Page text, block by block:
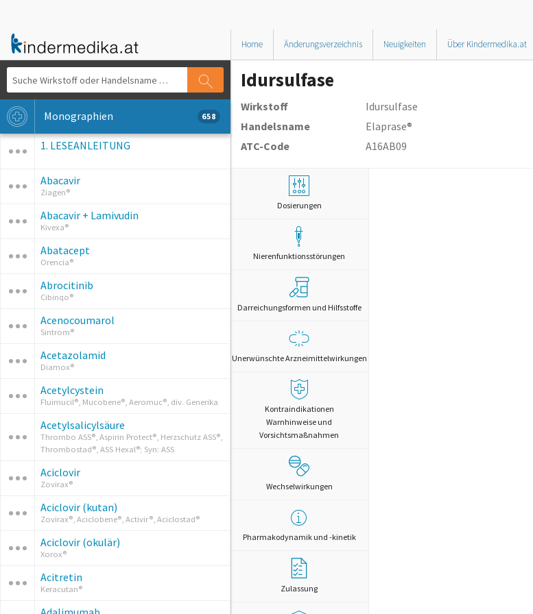
Home Änderungsverzeichnis Neuigkeiten Über Kindermedika.at
Monographien 658
1. LESEANLEITUNG
Abacavir
Ziagen®
Abacavir + Lamivudin
Kivexa®
Abatacept
Orencia®
Abrocitinib
Cibinqo®
Acenocoumarol
Sintrom®
Acetazolamid
Diamox®
Acetylcystein
Fluimucil®, Mucobene®, Aeromuc®, div. Generika
Acetylsalicylsäure
Thrombo ASS®, Aspirin Protect®, Herzschutz ASS®,
Thrombostad®, ASS Hexal®; Syn: ASS
Aciclovir
Zovirax®
Aciclovir (kutan)
Zovirax®, Aciclobene®, Activir®, Aciclostad®
Aciclovir (okulär)
Xorox®
Acitretin
Keracutan®
Idursulfase
Wirkstoff
Idursulfase
Handelsname
Elaprase®
ATC-Code
A16AB09
Dosierungen
Nierenfunktionsstörungen
Darreichungsformen und Hilfsstoffe
Unerwünschte Arzneimittelwirkungen
Kontraindikationen
Warnhinweise und
Vorsichtsmaßnahmen
Wechselwirkungen
Pharmakodynamik und -kinetik
Zulassung